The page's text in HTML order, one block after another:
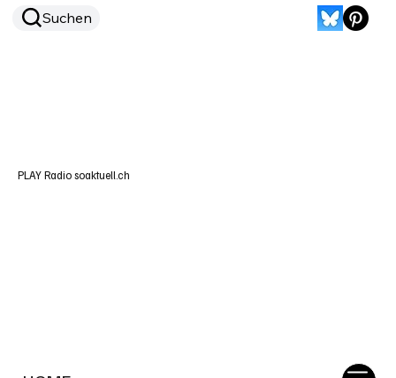
Suchen
PLAY Radio soaktuell.ch